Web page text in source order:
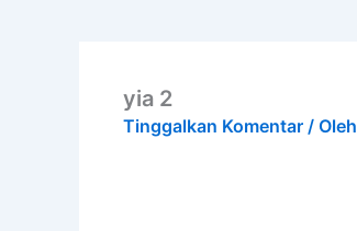
yia 2
Tinggalkan Komentar / Oleh